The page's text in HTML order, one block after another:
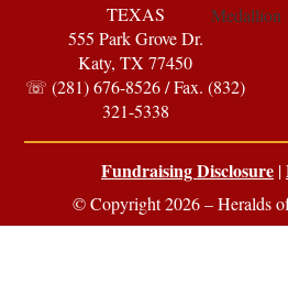
TEXAS
555 Park Grove Dr.
Katy, TX 77450
☏ (281) 676-8526 / Fax. (832)
321-5338
Fundraising Disclosure |
© Copyright 2026 – Heralds